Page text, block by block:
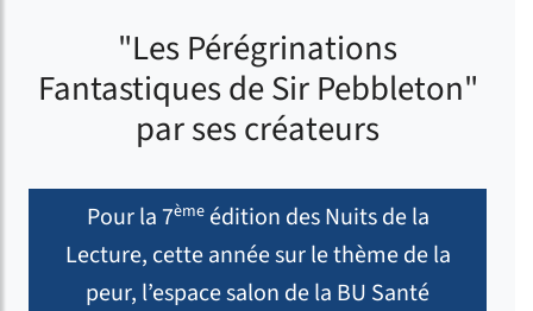
"Les Pérégrinations
Fantastiques de Sir Pebbleton"
par ses créateurs
Pour la 7èmeédition des Nuits de la
Lecture, cette année sur le thème de la
peur, l’espace salon de la BU Santé